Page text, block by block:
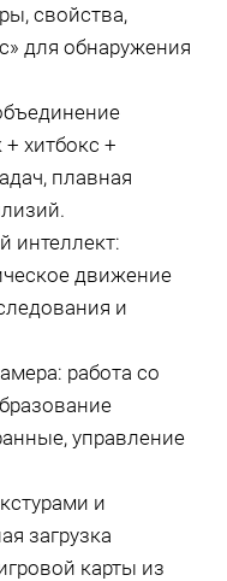
свойства,
для обнаружения
хитбокс +
плавная
интеллект:
движение
и
работа со
управление
и
загрузка
карты из